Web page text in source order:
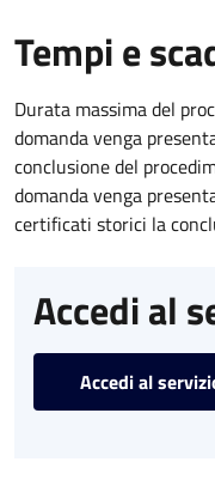
Tempi e
Durata massima del
domanda venga
conclusione del
domanda venga
certificati storici la
Accedi al
Accedi al